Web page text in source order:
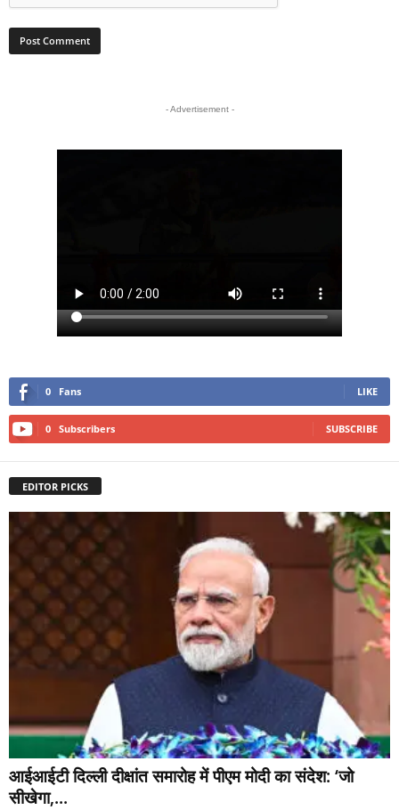
- Advertisement -
0 Fans LIKE
0 Subscribers SUBSCRIBE
EDITOR PICKS
आईआईटी दिल्ली दीक्षांत समारोह में पीएम मोदी का संदेश: ‘जो
सीखेगा,...